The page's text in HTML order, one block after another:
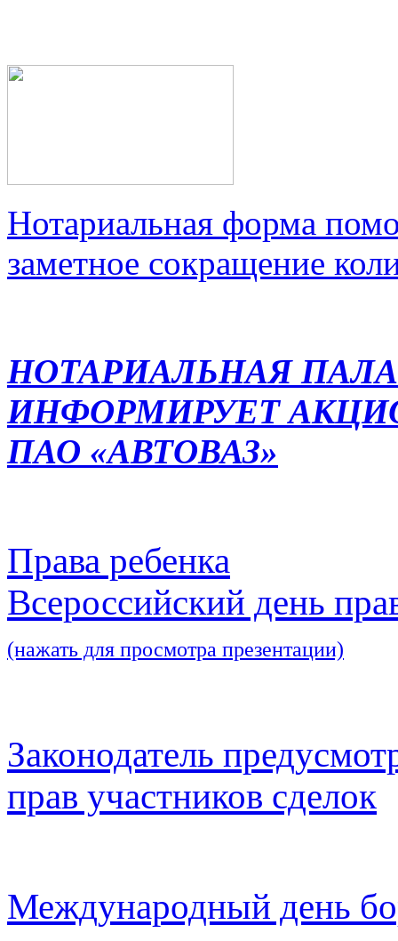
Нотариальная форма
заметное сокращение
НОТАРИАЛЬНАЯ
ИНФОРМИРУЕТ
ПАО «АВТОВАЗ»
Права ребенка
Всероссийский день
(нажать для просмотра презентации)
Законодатель
прав участников сделок
Международный день